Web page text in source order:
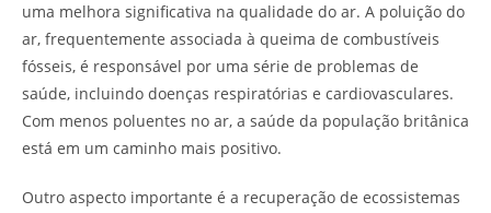
uma melhora significativa na qualidade do ar. A poluição do
ar, frequentemente associada à queima de combustíveis
fósseis, é responsável por uma série de problemas de
saúde, incluindo doenças respiratórias e cardiovasculares.
Com menos poluentes no ar, a saúde da população britânica
está em um caminho mais positivo.
Outro aspecto importante é a recuperação de ecossistemas